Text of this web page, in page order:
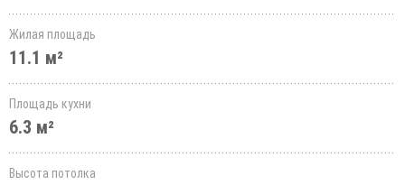
Жилая площадь
11.1 м²
Площадь кухни
6.3 м²
Высота потолка